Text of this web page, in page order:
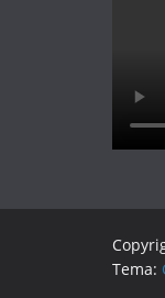
Tema: